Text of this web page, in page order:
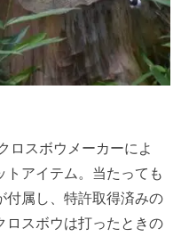
ロスボウメーカーによ
アイテム。当たっても
付属し、特許取得済みの
ロスボウは打ったときの